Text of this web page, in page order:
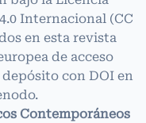
Internacional (CC
en esta revista
de acceso
con DOI en
Contemporáneos